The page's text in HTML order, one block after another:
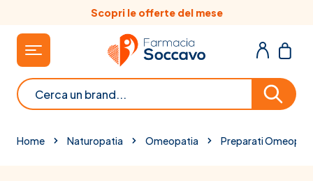
Salta al contenutoScopri le offerte del mese
Cerca
Home Naturopatia Omeopatia Preparati